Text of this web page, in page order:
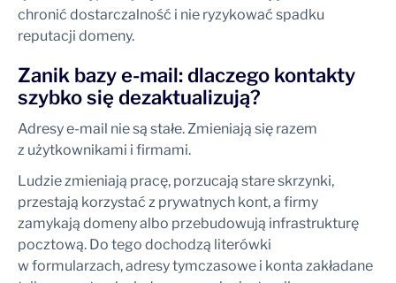
chronić dostarczalność i nie ryzykować spadku
reputacji domeny.
Zanik bazy e-mail: dlaczego kontakty
szybko się dezaktualizują?
Adresy e-mail nie są stałe. Zmieniają się razem
z użytkownikami i firmami.
Ludzie zmieniają pracę, porzucają stare skrzynki,
przestają korzystać z prywatnych kont, a firmy
zamykają domeny albo przebudowują infrastrukturę
pocztową. Do tego dochodzą literówki
w formularzach, adresy tymczasowe i konta zakładane